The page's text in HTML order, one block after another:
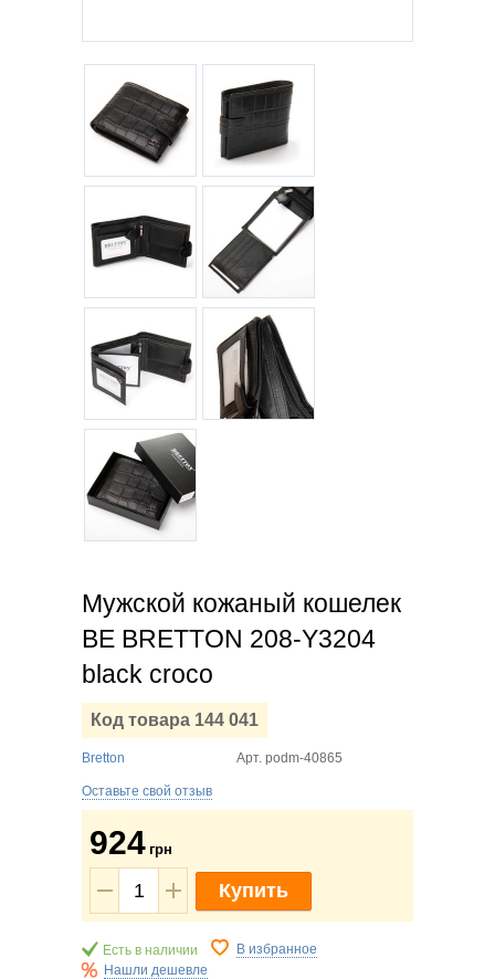
Мужской кожаный кошелек
BE BRETTON 208-Y3204
black croco
Код товара 144 041
Bretton Арт. podm-40865
Оставьте свой отзыв
924 грн
Купить
Есть в наличии
В избранное
Нашли дешевле